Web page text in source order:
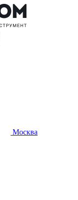
Москва